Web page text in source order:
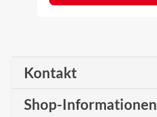
Kontakt
Shop-Informationen